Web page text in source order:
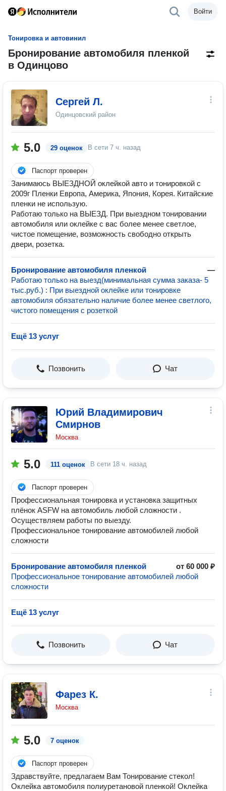
Войти
Тонировка и автовинил
Бронирование автомобиля пленкой
в Одинцово
Сергей Л.
Одинцовский район
5.0 29 оценок В сети 7 ч. назад
Паспорт проверен
Занимаюсь ВЫЕЗДНОЙ оклейкой авто и тонировкой с
2009г Пленки Европа, Америка, Япония, Корея. Китайские
пленки не использую.
Работаю только на ВЫЕЗД. При выездном тонировании
автомобиля или оклейке с вас более менее светлое,
чистое помещение, возможность свободно открыть
двери, розетка.
Бронирование автомобиля пленкой
—
Работаю только на выезд(минимальная сумма заказа- 5
тыс.руб.) : При выездной оклейке или тонировке
автомобиля обязательно наличие более менее светлого,
чистого помещения с розеткой
Ещё 13 услуг
Позвонить Чат
Юрий Владимирович
Смирнов
Москва
5.0 111 оценок В сети 18 ч. назад
Паспорт проверен
Профессиональная тонировка и установка защитных
плёнок ASFW на автомобиль любой сложности .
Осуществляем работы по выезду.
Профессиональное тонирование автомобилей любой
сложности
Бронирование автомобиля пленкой
от 60 000 ₽
Профессиональное тонирование автомобилей любой
сложности
Ещё 13 услуг
Позвонить Чат
Фарез К.
Москва
5.0 7 оценок
Паспорт проверен
Здравствуйте, предлагаем Вам Тонирование стекол!
Оклейка автомобиля полиуретановой пленкой! Оклейка